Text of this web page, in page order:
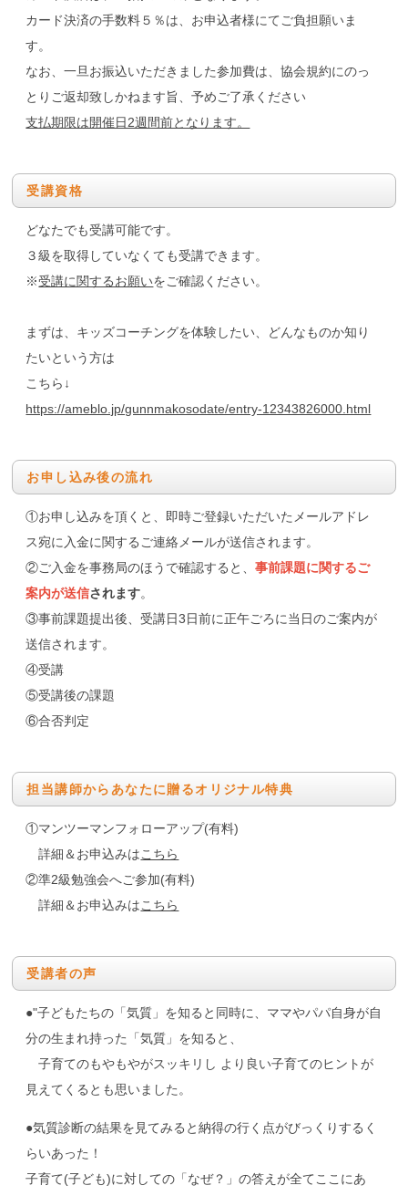
カード決済の手数料５％は、お申込者様にてご負担願いま
す。
なお、一旦お振込いただきました参加費は、協会規約にのっ
とりご返却致しかねます旨、予めご了承ください
支払期限は開催日2週間前となります。
受講資格
どなたでも受講可能です。
３級を取得していなくても受講できます。
※受講に関するお願いをご確認ください。
まずは、キッズコーチングを体験したい、どんなものか知り
たいという方は
こちら↓
https://ameblo.jp/gunnmakosodate/entry-12343826000.html
お申し込み後の流れ
①お申し込みを頂くと、即時ご登録いただいたメールアドレ
ス宛に入金に関するご連絡メールが送信されます。
②ご入金を事務局のほうで確認すると、事前課題に関するご
案内が送信されます。
③事前課題提出後、受講日3日前に正午ごろに当日のご案内が
送信されます。
④受講
⑤受講後の課題
⑥合否判定
担当講師からあなたに贈るオリジナル特典
①マンツーマンフォローアップ(有料)
詳細＆お申込みはこちら
②準2級勉強会へご参加(有料)
詳細＆お申込みはこちら
受講者の声
●"子どもたちの「気質」を知ると同時に、ママやパパ自身が自
分の生まれ持った「気質」を知ると、
子育てのもやもやがスッキリし より良い子育てのヒントが
見えてくるとも思いました。
●気質診断の結果を見てみると納得の行く点がびっくりするく
らいあった！
子育て(子ども)に対しての「なぜ？」の答えが全てここにあ